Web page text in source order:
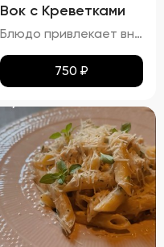
Вок с Креветками
Блюдо привлекает внимание ярким и аппетитным видом, где разноцветные овощи и розовые креветки создают живописную композицию. Лапша мягкая, но сохраняет упругую текстуру, не теряя формы. Айсберг и огурцы добавляют свежести и легкости, украшая блюдо и придавая ему особый шарм. Вкус вок с креветками насыщен морскими нотками, которые гармонично сочетаются с ароматами чеснока и лука. Овощи вносят свои свежие и сладковатые оттенки, а соус добавляет пикантности и завершает вкусовую гамму. Аромат блюда пленяет нотками морепродуктов и жареных овощей, возбуждая аппетит. Консистенция блюда радует разнообразием: креветки нежные и сочные, овощи слегка хрустят, сохраняя свою форму и текстуру, а лапша остается мягкой и эластичной. Цукини и огурец также сохраняют свою структуру, добавляя блюду дополнительные текстуры и объемы.
750 ₽